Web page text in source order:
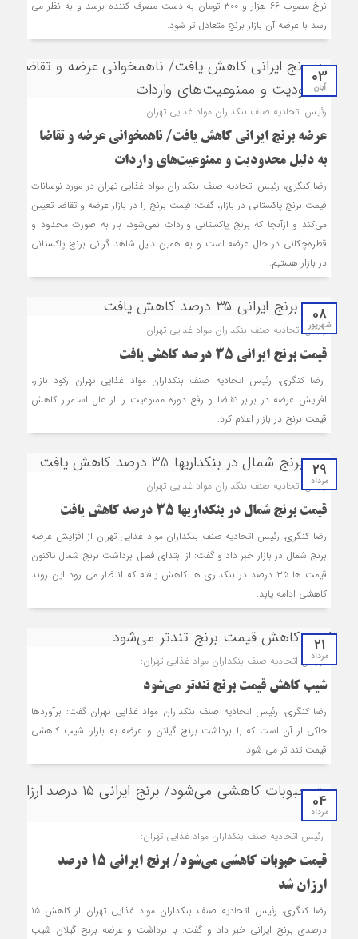
نرخ مصوب ۶۶ هزار و ۳۰۰ تومان به دست مصرف کننده برسد و به نظر می
رسد با عرضه آن بازار برنج متعادل تر شود.
03
آبان
رئیس اتحادیه صنف بنکداران مواد غذایی تهران:
عرضه برنج ایرانی کاهش یافت/ ناهمخوانی عرضه و تقاضا
به دلیل محدودیت و ممنوعیت‌های واردات
رضا کنگری، رئیس اتحادیه صنف بنکداران مواد غذایی تهران در مورد نوسانات
قیمت برنج پاکستانی در بازار، گفت: قیمت برنج را در بازار عرضه و تقاضا تعیین
می‌کند‌ و ازآنجا که برنج پاکستانی واردات نمی‌شود، بار به صورت محدود و
قطره‌چکانی در حال عرضه است و به همین دلیل شاهد گرانی برنج پاکستانی
در بازار هستیم.
08
شهریور
رئیس اتحادیه صنف بنکداران مواد غذایی تهران:
قیمت برنج ایرانی ۳۵ درصد کاهش یافت
رضا کنگری، رئیس اتحادیه صنف بنکداران مواد غذایی تهران رکود بازار،
افزایش عرضه در برابر تقاضا و رفع دوره ممنوعیت را از علل استمرار کاهش
قیمت برنج در بازار اعلام کرد.
29
مرداد
رئیس اتحادیه صنف بنکداران مواد غذایی تهران:
قیمت برنج شمال در بنکداری‎ها 35 درصد کاهش یافت
رضا کنگری، رئیس اتحادیه صنف بنکداران مواد غذایی تهران از افزایش عرضه
برنج شمال در بازار خبر داد و گفت: از ابتدای فصل برداشت برنج شمال تاکنون
قیمت ها ۳۵ درصد در بنکداری ها کاهش یافته که انتظار می رود این روند
کاهشی ادامه یابد.
21
مرداد
رئیس اتحادیه صنف بنکداران مواد غذایی تهران:
شیب کاهش قیمت برنج تندتر می‌شود
رضا کنگری، رئیس اتحادیه صنف بنکداران مواد غذایی تهران گفت: برآوردها
حاکی از آن است که با برداشت برنج گیلان و عرضه به بازار، شیب کاهشی
قیمت تند تر می شود.
04
مرداد
رئیس اتحادیه صنف بنکداران مواد غذایی تهران:
قیمت حبوبات کاهشی می‌شود/ برنج ایرانی ۱۵ درصد
ارزان شد
رضا کنگری، رئیس اتحادیه صنف بنکداران مواد غذایی تهران از کاهش ۱۵
درصدی برنج ایرانی خبر داد و گفت: با برداشت و عرضه برنج گیلان شیب